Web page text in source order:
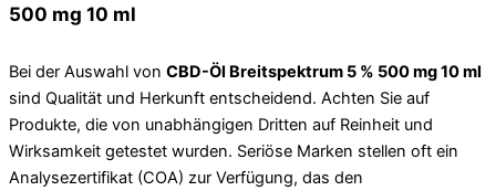
500 mg 10 ml
Bei der Auswahl von CBD-Öl Breitspektrum 5 % 500 mg 10 ml
sind Qualität und Herkunft entscheidend. Achten Sie auf
Produkte, die von unabhängigen Dritten auf Reinheit und
Wirksamkeit getestet wurden. Seriöse Marken stellen oft ein
Analysezertifikat (COA) zur Verfügung, das den